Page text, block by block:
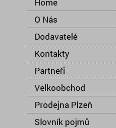
O Nás
Dodavatelé
Kontakty
Partneři
Velkoobchod
Prodejna Plzeň
Slovník pojmů